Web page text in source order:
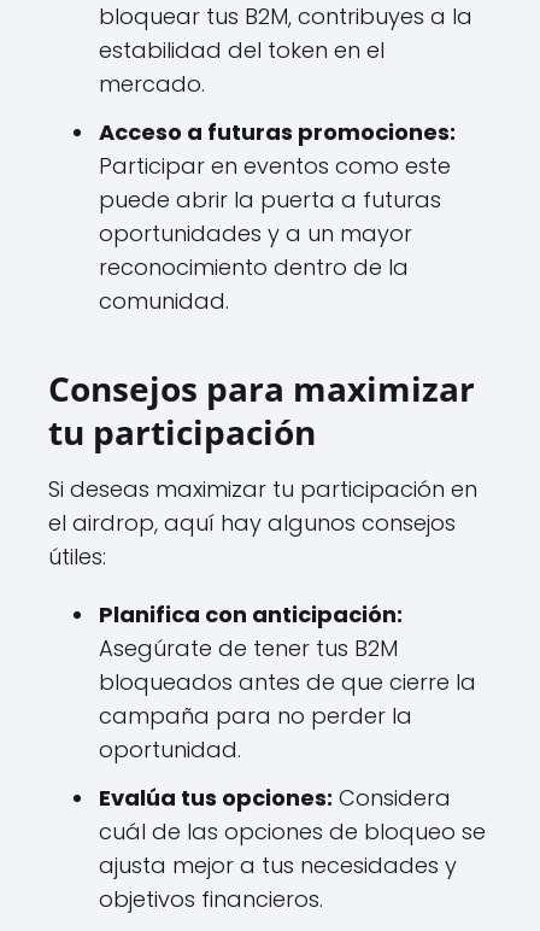
bloquear tus B2M, contribuyes a la
estabilidad del token en el
mercado.
Acceso a futuras promociones:
Participar en eventos como este
puede abrir la puerta a futuras
oportunidades y a un mayor
reconocimiento dentro de la
comunidad.
Consejos para maximizar
tu participación
Si deseas maximizar tu participación en
el airdrop, aquí hay algunos consejos
útiles:
Planifica con anticipación:
Asegúrate de tener tus B2M
bloqueados antes de que cierre la
campaña para no perder la
oportunidad.
Evalúa tus opciones: Considera
cuál de las opciones de bloqueo se
ajusta mejor a tus necesidades y
objetivos financieros.